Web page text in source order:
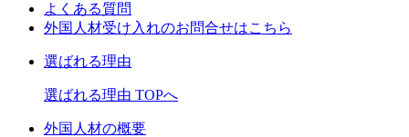
よくある質問
外国人材受け入れのお問合せはこちら
選ばれる理由
選ばれる理由 TOPへ
外国人材の概要